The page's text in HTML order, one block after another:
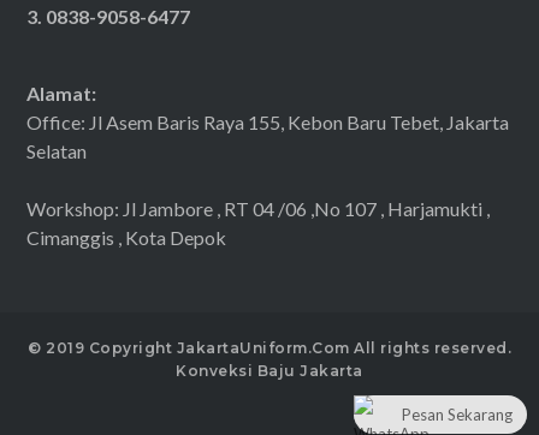
3. 0838-9058-6477
Alamat:
Office: Jl Asem Baris Raya 155, Kebon Baru Tebet, Jakarta
Selatan
Workshop: Jl Jambore , RT 04 /06 ,No 107 , Harjamukti ,
Cimanggis , Kota Depok
© 2019 Copyright JakartaUniform.Com All rights reserved.
Konveksi Baju Jakarta
Pesan Sekarang